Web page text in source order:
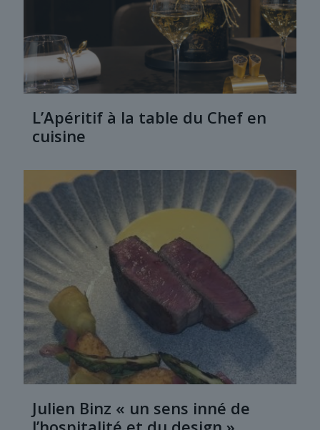
L’Apéritif à la table du Chef en
cuisine
Julien Binz « un sens inné de